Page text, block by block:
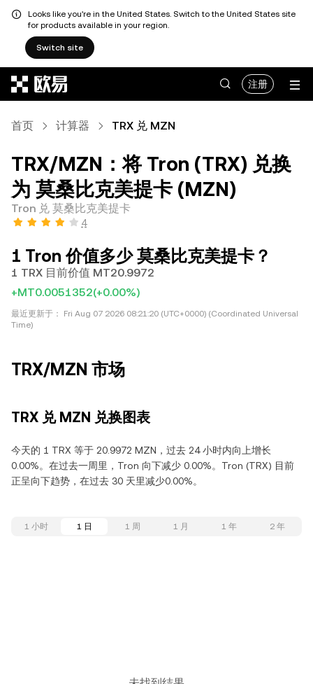
Looks like you're in the United States. Switch to the United States site
for products available in your region.
Switch site
注册
首页 计算器 TRX 兑 MZN
TRX/MZN：将 Tron (TRX) 兑换
为 莫桑比克美提卡 (MZN)
Tron 兑 莫桑比克美提卡
4
1 Tron 价值多少 莫桑比克美提卡？
1 TRX 目前价值 MT20.9972
+MT0.0051352(+0.00%)
最近更新于：
Fri Aug 07 2026 08:21:20 (UTC+0000) (Coordinated Universal
Time)
TRX/MZN 市场
TRX 兑 MZN 兑换图表
今天的 1 TRX 等于 20.9972 MZN，过去 24 小时内向上增长
0.00%。在过去一周里，Tron 向下减少 0.00%。Tron (TRX) 目前
正呈向下趋势，在过去 30 天里减少0.00%。
1 小时 1 日 1 周 1 月 1 年 2 年